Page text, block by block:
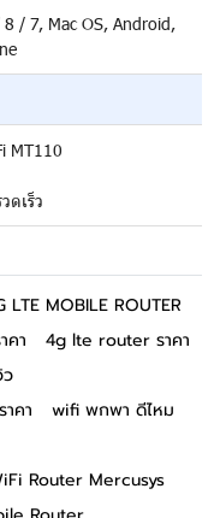
/ 7, Mac OS, Android,
MT110
ดเร็ว
LTE MOBILE ROUTER
คา
4g lte router ราคา
คา
wifi พกพา ดีไหม
Router Mercusys